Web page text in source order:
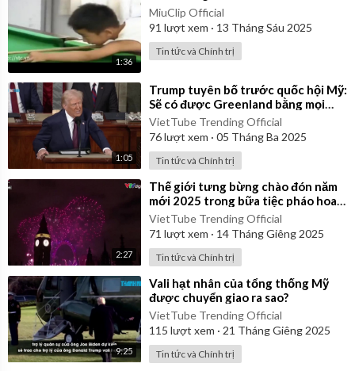
1:36
MiuClip Official
91 lượt xem · 13 Tháng Sáu 2025
Tin tức và Chính trị
1:05
⁣Trump tuyên bố trước quốc hội Mỹ:
Sẽ có được Greenland bằng mọi
cách!
VietTube Trending Official
76lượt xem · 05 Tháng Ba 2025
Tin tức và Chính trị
2:27
⁣Thế giới tưng bừng chào đón năm
mới 2025 trong bữa tiệc pháo hoa
màu sắc
VietTube Trending Official
71 lượt xem · 14 Tháng Giêng 2025
Tin tức và Chính trị
9:25
⁣Vali hạt nhân của tổng thống Mỹ
được chuyển giao ra sao?
VietTube Trending Official
115 lượt xem · 21 Tháng Giêng 2025
Tin tức và Chính trị